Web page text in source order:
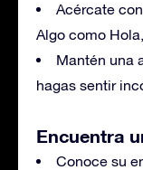
Acércate
Algo como
Mantén una
hagas sentir
Encuentra
Conoce su